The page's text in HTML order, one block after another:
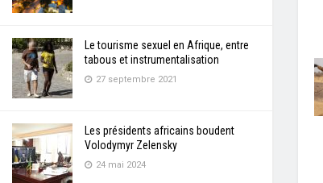
Le tourisme sexuel en Afrique, entre
tabous et instrumentalisation
27 septembre 2021
Les présidents africains boudent
Volodymyr Zelensky
24 mai 2024